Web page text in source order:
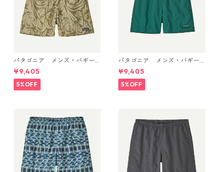
パタゴニア メンズ・バギー
ズ・ショーツ ５インチ 5702
2 Earthen: Weathered Ston
e 日本正規品
¥9,405
5%OFF
パタゴニア メンズ・バギー
ズ・ショーツ ５インチ 5702
2 '95 Oval Logo: Gem Green
日本正規品
¥9,405
5%OFF